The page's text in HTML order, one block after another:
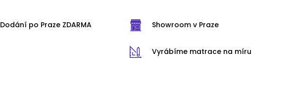
Dodání po Praze ZDARMA Showroom v Praze
Vyrábíme matrace na míru